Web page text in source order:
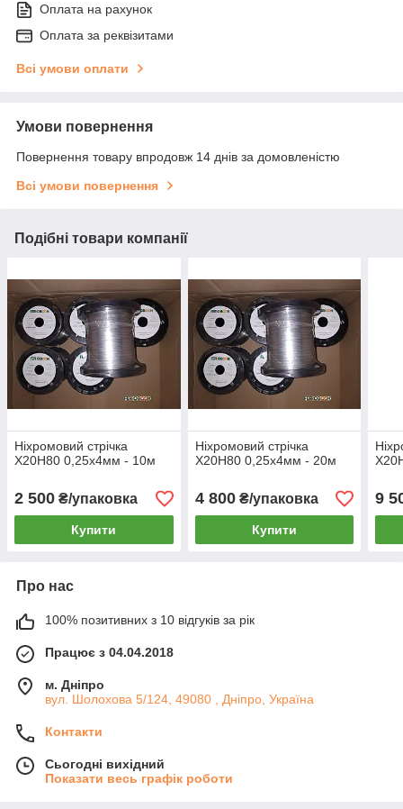
Оплата на рахунок
Оплата за реквізитами
Всі умови оплати
Умови повернення
Повернення товару впродовж 14 днів за домовленістю
Всі умови повернення
Подібні товари компанії
Ніхромовий стрічка
Х20Н80 0,25х4мм - 10м
2 500 ₴/упаковка
Купити
Ніхромовий стрічка
Х20Н80 0,25х4мм - 20м
4 800₴/упаковка
Купити
9
Про нас
100% позитивних з 10 відгуків за рік
Працює з 04.04.2018
м. Дніпро
вул. Шолохова 5/124, 49080 , Дніпро, Україна
Контакти
Сьогодні вихідний
Показати весь графік роботи